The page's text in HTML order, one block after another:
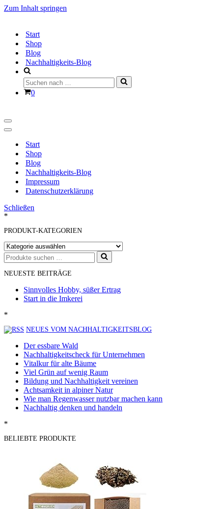
Zum Inhalt springen
Start
Shop
Blog
Nachhaltigkeits-Blog
Suchen
nach …
Warenkorb
0
Navigationsmenü
Navigationsmenü
Start
Shop
Blog
Nachhaltigkeits-Blog
Impressum
Datenschutzerklärung
Schließen
*
PRODUKT-KATEGORIEN
Suchen
nach …
NEUESTE BEITRÄGE
Sinnvolles Hobby, süßer Ertrag
Start in die Imkerei
*
NEUES VOM NACHHALTIGKEITSBLOG
Der essbare Wald
Nachhaltigkeitscheck für Unternehmen
Vitalkur für alte Bäume
Viel Grün auf wenig Raum
Bildung und Nachhaltigkeit vereinen
Achtsamkeit in alpiner Natur
Wie man Regenwasser nutzbar machen kann
Nachhaltig denken und handeln
*
BELIEBTE PRODUKTE